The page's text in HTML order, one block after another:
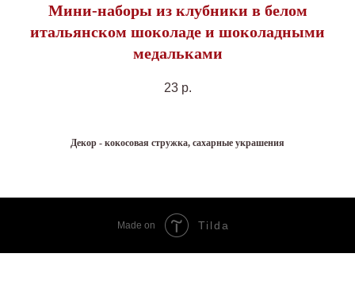
Мини-наборы из клубники в белом
итальянском шоколаде и шоколадными
медальками
23 р.
Декор - кокосовая стружка, сахарные украшения
Made on Tilda